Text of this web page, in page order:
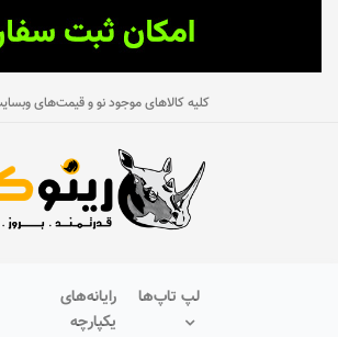
کلیه کالاهای موجود نو و قیمت‌های
لپ تاپ‌ها
رایانه‌های
یکپارچه